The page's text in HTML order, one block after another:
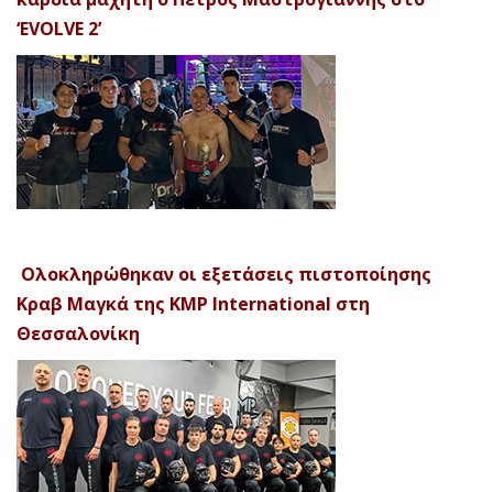
‘EVOLVE 2’
Ολοκληρώθηκαν οι εξετάσεις πιστοποίησης
Κραβ Μαγκά της KMP International στη
Θεσσαλονίκη